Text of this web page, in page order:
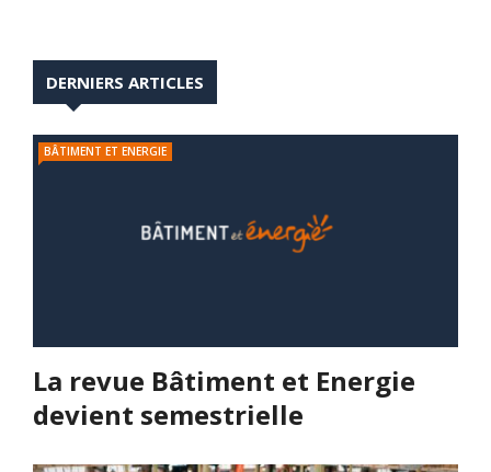
DERNIERS ARTICLES
BÂTIMENT ET ENERGIE
La revue Bâtiment et Energie
devient semestrielle